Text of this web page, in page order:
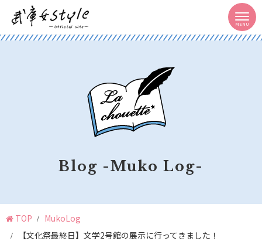
Blog -Muko Log-
TOP
MukoLog
【文化祭最終日】文学2号館の展示に行ってきました！